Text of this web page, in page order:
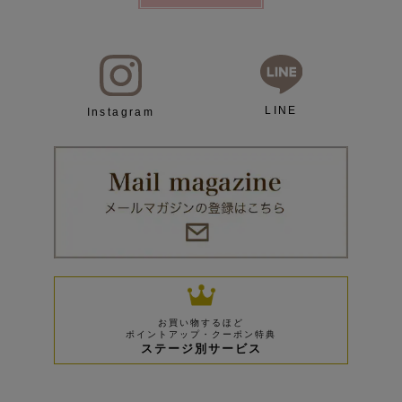
Instagram LINE
お買い物するほど
ポイントアップ・クーポン特典
ステージ別サービス